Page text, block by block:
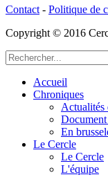
Contact - Politique de
Copyright © 2016
Accueil
Chroniques
Actualités
En
Le Cercle
Le Cercle
L'équipe